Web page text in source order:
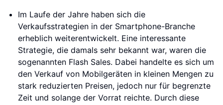
Im Laufe der Jahre haben sich die
Verkaufsstrategien in der Smartphone-Branche
erheblich weiterentwickelt. Eine interessante
Strategie, die damals sehr bekannt war, waren die
sogenannten Flash Sales. Dabei handelte es sich um
den Verkauf von Mobilgeräten in kleinen Mengen zu
stark reduzierten Preisen, jedoch nur für begrenzte
Zeit und solange der Vorrat reichte. Durch diese